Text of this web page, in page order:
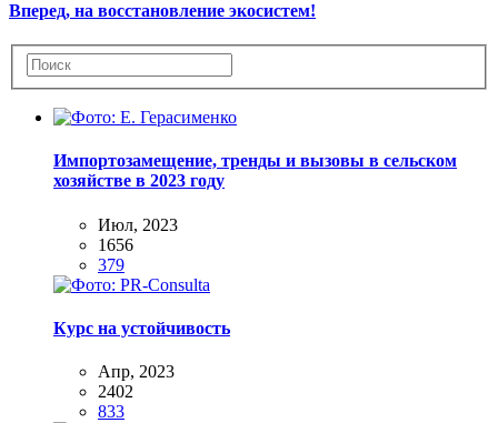
Вперед, на восстановление экосистем!
Импортозамещение, тренды и вызовы в сельском
хозяйстве в 2023 году
Июл, 2023
1656
379
Курс на устойчивость
Апр, 2023
2402
833